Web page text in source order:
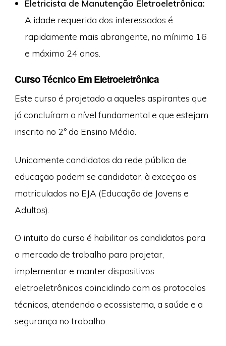
Eletricista de Manutenção Eletroeletrônica:
A idade requerida dos interessados é
rapidamente mais abrangente, no mínimo 16
e máximo 24 anos.
Curso Técnico Em Eletroeletrônica
Este curso é projetado a aqueles aspirantes que
já concluíram o nível fundamental e que estejam
inscrito no 2º do Ensino Médio.
Unicamente candidatos da rede pública de
educação podem se candidatar, à exceção os
matriculados no EJA (Educação de Jovens e
Adultos).
O intuito do curso é habilitar os candidatos para
o mercado de trabalho para projetar,
implementar e manter dispositivos
eletroeletrônicos coincidindo com os protocolos
técnicos, atendendo o ecossistema, a saúde e a
segurança no trabalho.